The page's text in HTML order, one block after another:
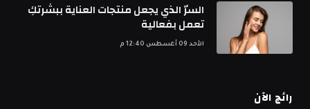
السرّ الذي يجعل منتجات العناية ببشرتكِ
تعمل بفعالية
الأحد 09 أغسطس 12:40 م
رائج الآن